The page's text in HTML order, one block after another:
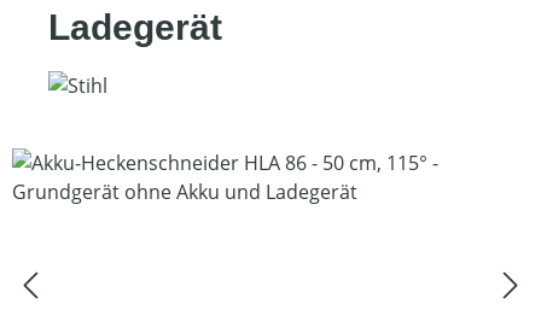
Ladegerät
Bildergalerie überspringen